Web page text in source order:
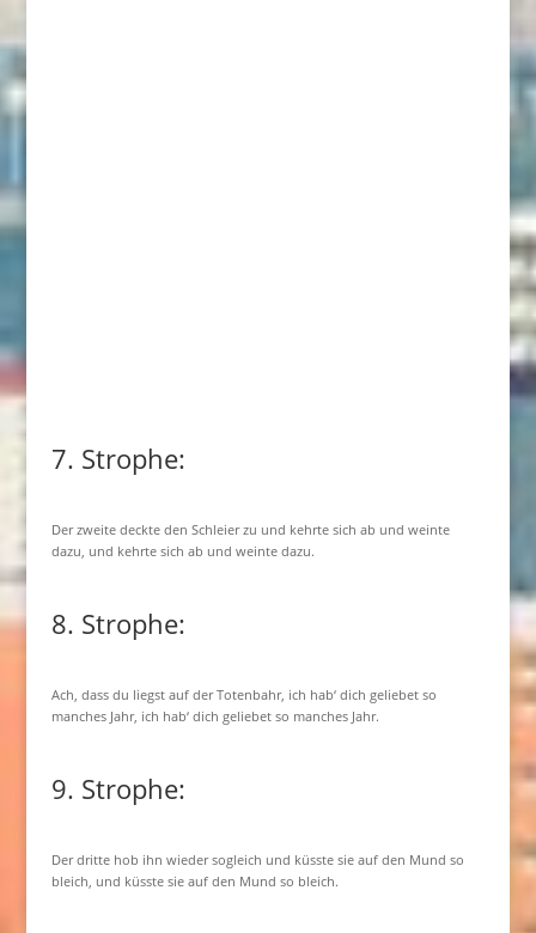
7. Strophe:
Der zweite deckte den Schleier zu und kehrte sich ab und weinte
dazu, und kehrte sich ab und weinte dazu.
8. Strophe:
Ach, dass du liegst auf der Totenbahr, ich hab‘ dich geliebet so
manches Jahr, ich hab‘ dich geliebet so manches Jahr.
9. Strophe:
Der dritte hob ihn wieder sogleich und küsste sie auf den Mund so
bleich, und küsste sie auf den Mund so bleich.